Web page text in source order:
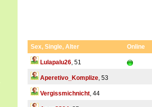
Sex, Single, Alter Online
Lulapalu26, 51
Aperetivo_Komplize, 53
Vergissmichnicht, 44